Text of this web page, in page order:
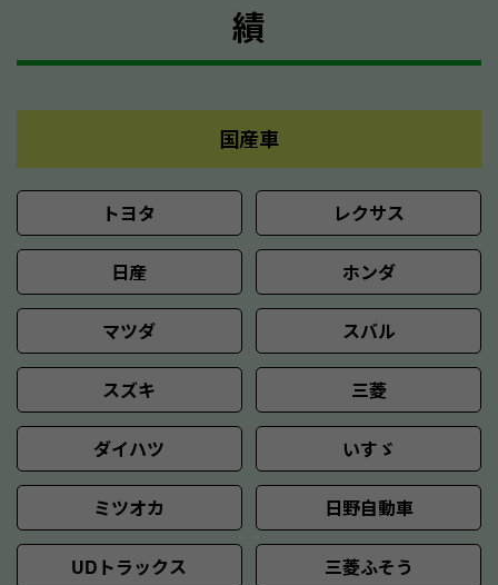
績
国産車
トヨタ レクサス
日産 ホンダ
マツダ スバル
スズキ 三菱
ダイハツ いすゞ
ミツオカ 日野自動車
UDトラックス 三菱ふそう